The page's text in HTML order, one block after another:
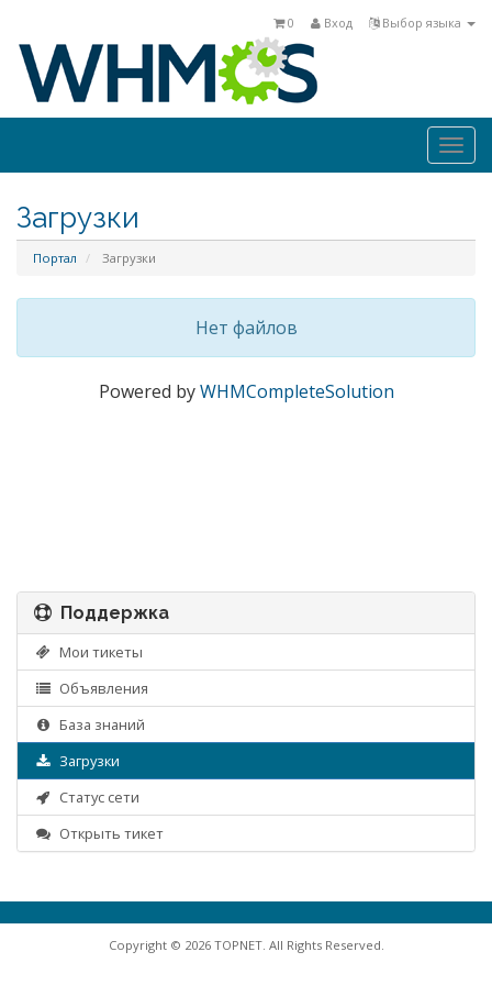
Выбор языка
Вход
0
Загрузки
Портал Загрузки
Нет файлов
Powered byWHMCompleteSolution
Поддержка
Мои тикеты
Объявления
База знаний
Загрузки
Статус сети
Открыть тикет
Copyright © 2026 TOPNET. All Rights Reserved.